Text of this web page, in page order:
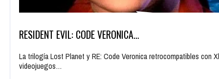
RESIDENT EVIL: CODE VERONICA…
La trilogía Lost Planet y RE: Code Veronica retrocompatibles con
videojuegos…